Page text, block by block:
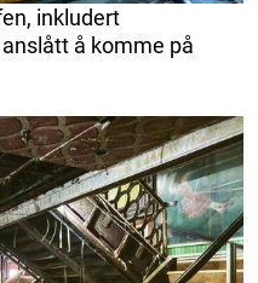
inkludert
å komme på